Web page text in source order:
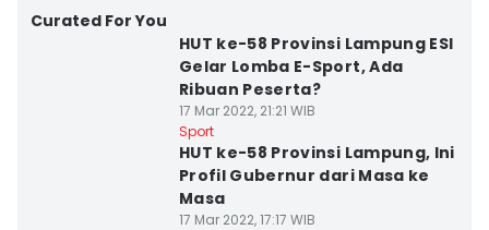
Curated For You
HUT ke-58 Provinsi Lampung ESI
Gelar Lomba E-Sport, Ada
Ribuan Peserta?
17 Mar 2022, 21:21 WIB
Sport
HUT ke-58 Provinsi Lampung, Ini
Profil Gubernur dari Masa ke
Masa
17 Mar 2022, 17:17 WIB